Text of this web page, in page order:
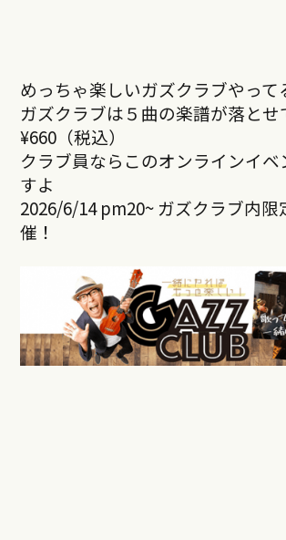
めっちゃ楽しいガズクラブやって
ガズクラブは５曲の楽譜が落とせ
¥660（税込）
クラブ員ならこのオンラインイベ
すよ
2026/6/14 pm20~ ガズクラブ内限
催！